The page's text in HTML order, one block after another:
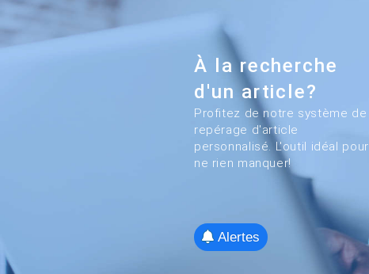
À la recherche
d'un article?
Profitez de notre système de
repérage d'article
personnalisé. L'outil idéal pour
ne rien manquer!
Alertes